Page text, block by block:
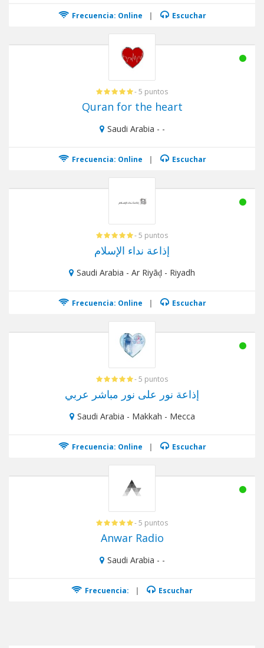
Frecuencia: Online | Escuchar
- 5 puntos
Quran for the heart
Saudi Arabia - -
Frecuencia: Online | Escuchar
- 5 puntos
إذاعة نداء الإسلام
Saudi Arabia - Ar Riyāḑ - Riyadh
Frecuencia: Online | Escuchar
- 5 puntos
إذاعة نور على نور مباشر عربي
Saudi Arabia - Makkah - Mecca
Frecuencia: Online | Escuchar
- 5 puntos
Anwar Radio
Saudi Arabia - -
Frecuencia: | Escuchar